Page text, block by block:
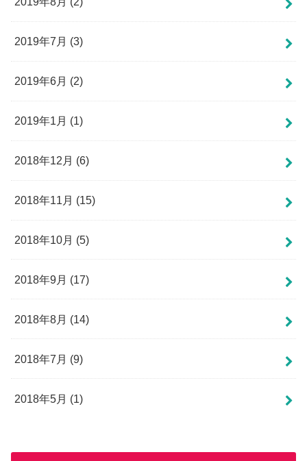
2019年7月 (3)
2019年6月 (2)
2019年1月 (1)
2018年12月 (6)
2018年11月 (15)
2018年10月 (5)
2018年9月 (17)
2018年8月 (14)
2018年7月 (9)
2018年5月 (1)